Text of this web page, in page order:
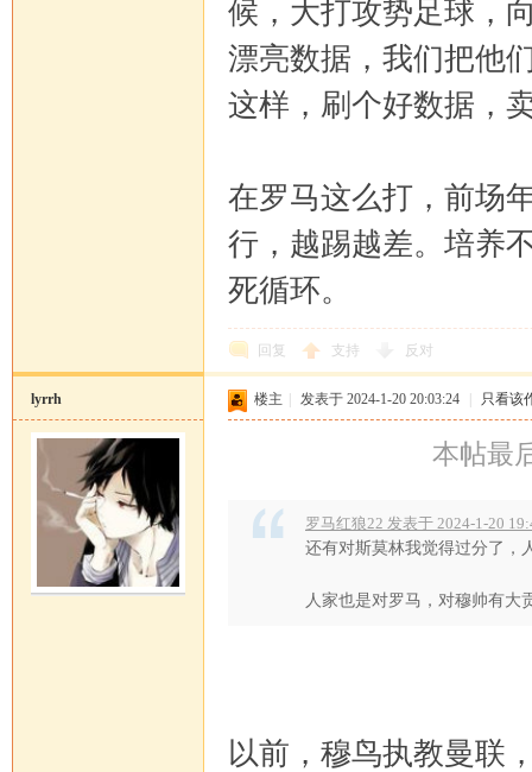
候，大打攻势足球，
漂亮数据，我们把他
这样，刷个好数据，
在罗马这么打，前场
行，越踢越差。培养
死循环。
回复 支持 反对
lyrrh 楼主 发表于 2024-1-20 20:03:24 只看该
本帖最
罗马红狼22 发表于 2024-1-20
还有对斯莫林我觉得过分了，
人家也是对罗马，对穆帅有大
以前，穆鸟执教曼联